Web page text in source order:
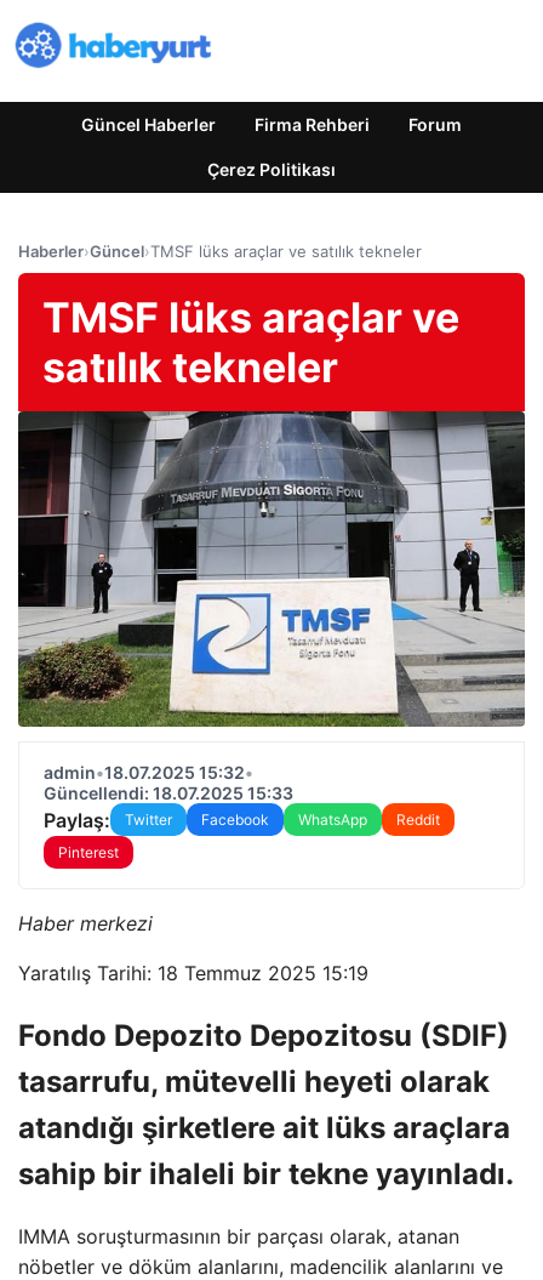
Güncel Haberler Firma Rehberi Forum
Çerez Politikası
Haberler›Güncel›TMSF lüks araçlar ve satılık tekneler
TMSF lüks araçlar ve
satılık tekneler
admin•18.07.2025 15:32•
Güncellendi: 18.07.2025 15:33
Paylaş: Twitter Facebook WhatsApp
Reddit
Pinterest
Haber merkezi
Yaratılış Tarihi: 18 Temmuz 2025 15:19
Fondo Depozito Depozitosu (SDIF)
tasarrufu, mütevelli heyeti olarak
atandığı şirketlere ait lüks araçlara
sahip bir ihaleli bir tekne yayınladı.
IMMA soruşturmasının bir parçası olarak, atanan
nöbetler ve döküm alanlarını, madencilik alanlarını ve